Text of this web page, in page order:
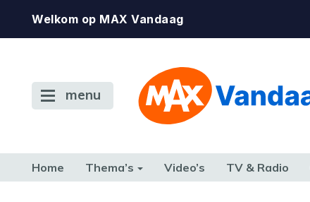
Welkom op MAX Vandaag
menu
Home Thema’s Video’s TV & Radio